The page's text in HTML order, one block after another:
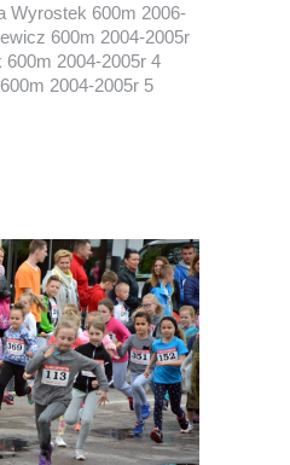
Wyrostek 600m 2006-
600m 2004-2005r
2004-2005r 4
2004-2005r 5